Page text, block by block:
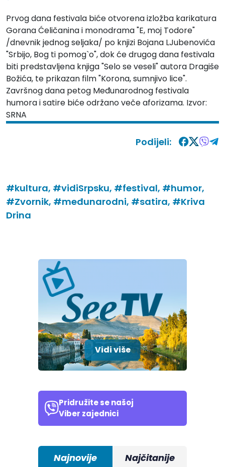
Prvog dana festivala biće otvorena izložba karikatura
Gorana Ćeličanina i monodrama "E, moj Todore"
/dnevnik jednog seljaka/ po knjizi Bojana LJubenovića
"Srbijo, Bog ti pomog`o", dok će drugog dana festivala
biti predstavljena knjiga "Selo se veseli" autora Dragiše
Božića, te prikazan film "Korona, sumnjivo lice".
Završnog dana petog Međunarodnog festivala
humora i satire biće održano veče aforizama. Izvor:
SRNA
Podijeli:
#kultura, #vidiSrpsku, #festival, #humor,
#Zvornik, #međunarodni, #satira, #Kriva
Drina
Vidi više
Pridružite se našoj
Viber zajednici
Najnovije Najčitanije